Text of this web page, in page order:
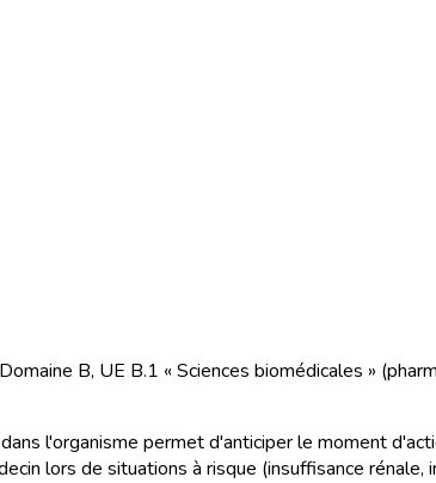
B, UE B.1 « Sciences biomédicales »
l'organisme permet d'anticiper le moment
lors de situations à risque (insuffisance rénale,